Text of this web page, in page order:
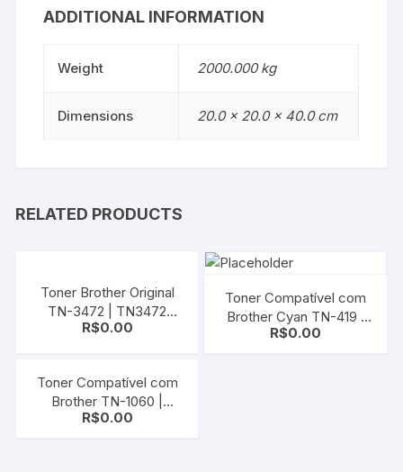
ADDITIONAL INFORMATION
Weight 2000.000 kg
Dimensions 20.0 × 20.0 × 40.0 cm
RELATED PRODUCTS
Toner Brother Original
TN-3472 | TN3472
Black | L5102 L6202
L5902DN L6702DN
R$0.00
Toner Compatível com
Brother Cyan TN-419 |
tn419 | 413 416 L8610
R$0.00
Toner Compatível com
Brother TN-1060 |
TN1060 Black | HL1112 |
R$0.00